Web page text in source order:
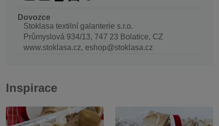
Dovozce
Stoklasa textilní galanterie s.r.o.
Průmyslová 934/13, 747 23 Bolatice, CZ
www.stoklasa.cz, eshop@stoklasa.cz
Inspirace